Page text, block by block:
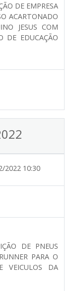
DE EMPRESA
ACARTONADO
JESUS COM
DE EDUCAÇÃO
2022 10:30
DE PNEUS
PARA O
VEICULOS DA